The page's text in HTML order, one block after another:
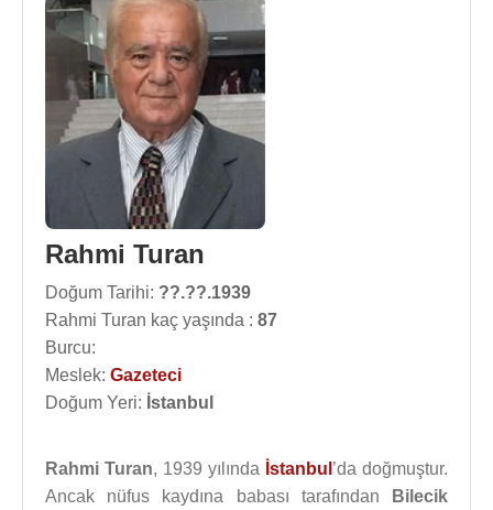
Rahmi Turan
Doğum Tarihi: ??.??.1939
Rahmi Turan kaç yaşında : 87
Burcu:
Meslek: Gazeteci
Doğum Yeri: İstanbul
Rahmi Turan, 1939 yılında İstanbul ’da doğmuştur.
Ancak nüfus kaydına babası tarafından
Bilecik